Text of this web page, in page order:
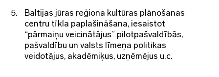
Baltijas jūras reģiona kultūras plānošanas
centru tīkla paplašināšana, iesaistot
“pārmaiņu veicinātājus” pilotpašvaldībās,
pašvaldību un valsts līmeņa politikas
veidotājus, akadēmiķus, uzņēmējus u.c.